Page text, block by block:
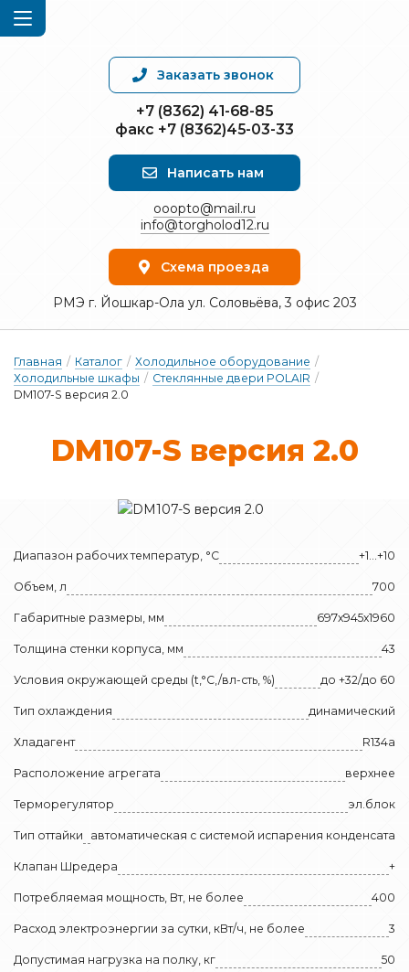
Заказать звонок
+7 (8362) 41-68-85
факс +7 (8362)45-03-33
Написать нам
ooopto@mail.ru
info@torgholod12.ru
Схема проезда
РМЭ г. Йошкар-Ола ул. Соловьёва, 3 офис 203
Главная / Каталог / Холодильное оборудование /
Холодильные шкафы / Стеклянные двери POLAIR /
DM107-S версия 2.0
DM107-S вер­сия 2.0
Диапазон рабочих температур, °C +1…+10
Объем, л 700
Габаритные размеры, мм 697х945х1960
Толщина стенки корпуса, мм 43
Условия окружающей среды (t,°C,/вл-сть, %) до +32/до 60
Тип охлаждения динамический
Хладагент R134a
Расположение агрегата верхнее
Терморегулятор эл.блок
Тип оттайки автоматическая с системой испарения конденсата
Клапан Шредера +
Потребляемая мощность, Вт, не более 400
Расход электроэнергии за сутки, кВт/ч, не более 3
Допустимая нагрузка на полку, кг 50